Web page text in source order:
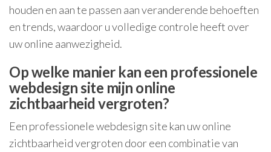
houden en aan te passen aan veranderende behoeften
en trends, waardoor u volledige controle heeft over
uw online aanwezigheid.
Op welke manier kan een professionele
webdesign site mijn online
zichtbaarheid vergroten?
Een professionele webdesign site kan uw online
zichtbaarheid vergroten door een combinatie van